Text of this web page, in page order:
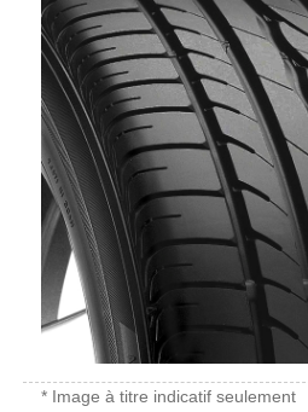
* Image à titre indicatif seulement